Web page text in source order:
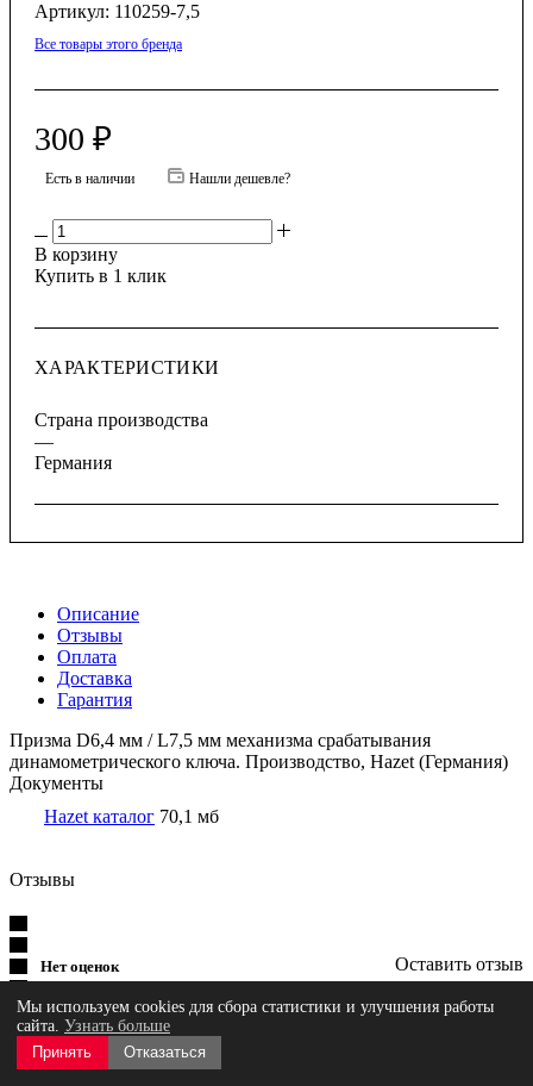
Артикул: 110259-7,5
Все товары этого бренда
300 ₽
Есть в наличии Нашли дешевле?
В корзину
Купить в 1 клик
ХАРАКТЕРИСТИКИ
Страна производства
—
Германия
Описание
Отзывы
Оплата
Доставка
Гарантия
Призма D6,4 мм / L7,5 мм механизма срабатывания
динамометрического ключа. Производство, Hazet (Германия)
Документы
Hazet каталог 70,1 мб
Отзывы
Нет оценок Оставить отзыв
Загрузка отзывов...
Мы используем cookies для сбора статистики и улучшения работы
сайта. Узнать больше
Принять
Отказаться